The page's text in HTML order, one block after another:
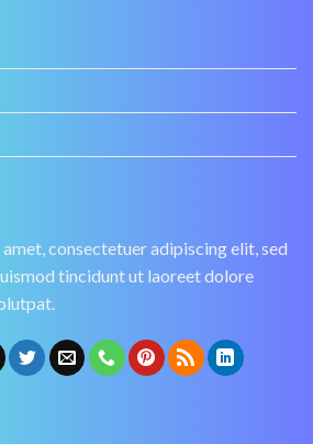
consectetuer adipiscing elit, sed
tincidunt ut laoreet dolore